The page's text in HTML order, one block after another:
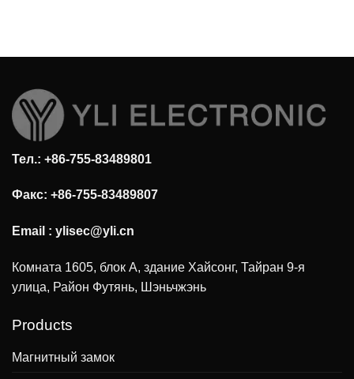
Тел.: +86-755-83489801
Факс: +86-755-83489807
Email : ylisec@yli.cn
Комната 1605, блок А, здание Хайсонг, Тайран 9-я
улица, Район Футянь, Шэньчжэнь
Products
Магнитный замок